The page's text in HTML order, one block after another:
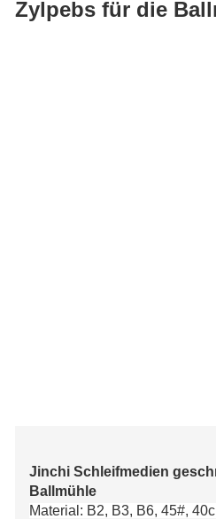
Zylpebs für die
Jinchi Schleifmedien
Ballmühle
Material: B2, B3, B6, 45#,